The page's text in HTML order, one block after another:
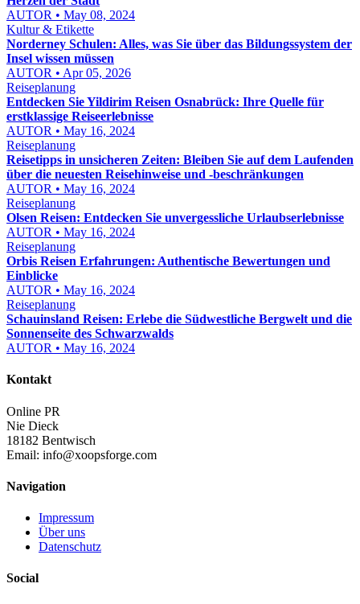
AUTOR • May 08, 2024
Kultur & Etikette
Norderney Schulen: Alles, was Sie über das Bildungssystem der
Insel wissen müssen
AUTOR • Apr 05, 2026
Reiseplanung
Entdecken Sie Yildirim Reisen Osnabrück: Ihre Quelle für
erstklassige Reiseerlebnisse
AUTOR • May 16, 2024
Reiseplanung
Reisetipps in unsicheren Zeiten: Bleiben Sie auf dem Laufenden
über die neuesten Reisehinweise und -beschränkungen
AUTOR • May 16, 2024
Reiseplanung
Olsen Reisen: Entdecken Sie unvergessliche Urlaubserlebnisse
AUTOR • May 16, 2024
Reiseplanung
Orbis Reisen Erfahrungen: Authentische Bewertungen und
Einblicke
AUTOR • May 16, 2024
Reiseplanung
Schauinsland Reisen: Erlebe die Südwestliche Bergwelt und die
Sonnenseite des Schwarzwalds
AUTOR • May 16, 2024
Kontakt
Online PR
Nie Dieck
18182 Bentwisch
Email: info@xoopsforge.com
Navigation
Impressum
Über uns
Datenschutz
Social